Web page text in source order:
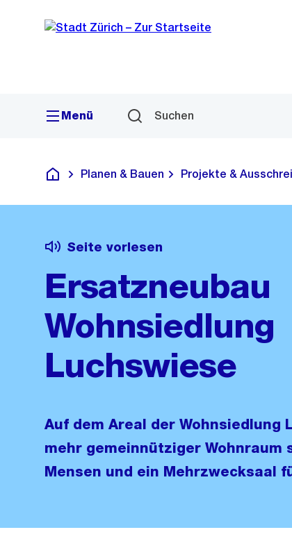
Navigation
Sprunglink
Menü Suchen
Deutsch
Planen & Bauen Projekte &
Seite vorlesen
Ersatzneubau
Wohnsiedlung
Luchswiese
Auf dem Areal der Wohnsiedlung
mehr gemeinnütziger Wohnraum
Mensen und ein Mehrzwecksaal